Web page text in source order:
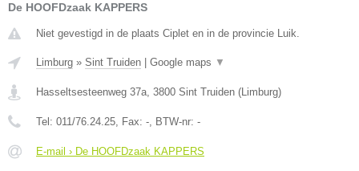
De HOOFDzaak KAPPERS
Niet gevestigd in de plaats Ciplet en in de provincie Luik.
Limburg » Sint Truiden Google maps ▼
Hasseltsesteenweg 37a, 3800 Sint Truiden (Limburg)
Tel: 011/76.24.25, Fax: -, BTW-nr: -
E-mail › De HOOFDzaak KAPPERS